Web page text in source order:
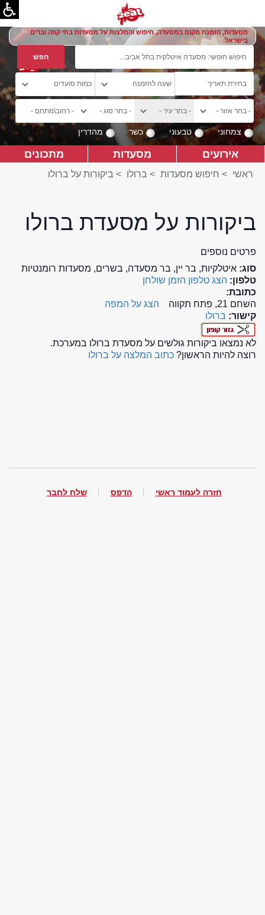
מסעדות, הזמנת מקום במסעדה, חיפוש והמלצות על מסעדות בתי קפה וברים
בישראל
צמחוני טבעוני כשר מהדרין
אירועים מסעדות מתכונים
ראשי > חיפוש מסעדות > ברולו > ביקורות על ברולו
ביקורות על מסעדת ברולו
פרטים נוספים
סוג: איטלקיות, בר יין, בר מסעדה, בשרים, מסעדות רומנטיות
טלפון: הצג טלפון הזמן שולחן
כתובת:
השחם 21, פתח תקווה
הצג על המפה
קישור: ברולו
לא נמצאו ביקורות גולשים על מסעדת ברולו במערכת.
רוצה להיות הראשון? כתוב המלצה על ברולו
חזרה לעמוד ראשי הדפס שלח לחבר